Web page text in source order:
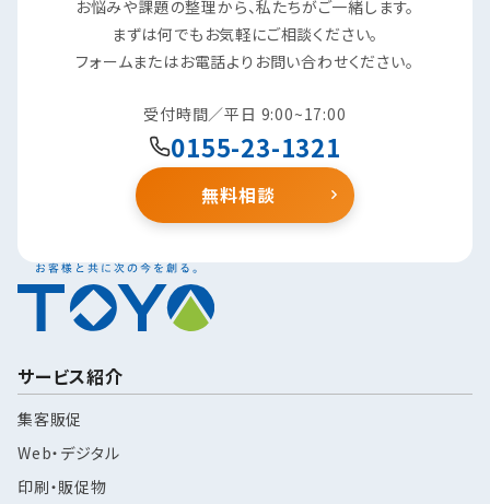
サービス紹介
集客販促
Web・デジタル
印刷・販促物
お悩みや課題の整理から、私たちがご一緒します。
まずは何でもお気軽にご相談ください。
フォームまたはお電話よりお問い合わせください。
受付時間／平日 9:00~17:00
0155-23-1321
無料相談